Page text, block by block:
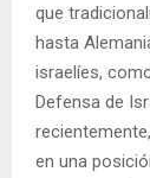
que
hasta
israelíes,
Defensa de
en una